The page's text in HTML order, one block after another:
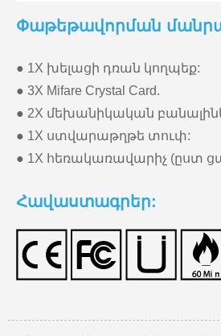
Փաթեթավորման
● 1X խելացի դռան կողպեք:
● 3X Mifare Crystal Card.
● 2X մեխանիկական
● 1X ստվարաթղթե տուփ:
● 1X հեռակառավարիչ (ըստ
Հավաստագրեր: